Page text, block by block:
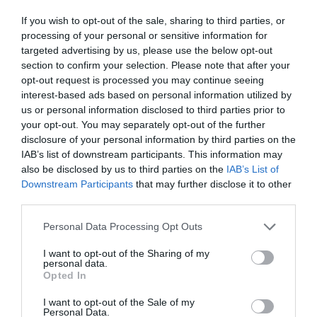
If you wish to opt-out of the sale, sharing to third parties, or
processing of your personal or sensitive information for
targeted advertising by us, please use the below opt-out
section to confirm your selection. Please note that after your
opt-out request is processed you may continue seeing
interest-based ads based on personal information utilized by
us or personal information disclosed to third parties prior to
your opt-out. You may separately opt-out of the further
disclosure of your personal information by third parties on the
IAB’s list of downstream participants. This information may
also be disclosed by us to third parties on the IAB’s List of
Downstream Participants that may further disclose it to other
Please note that this website/app uses one or more Google
not limited to your visit or usage behaviour. You may click to
grant or deny consent to Google and its third-party tags to
use your data for below specified purposes in below Google
consent section.
Personal Data Processing Opt Outs
I want to opt-out of the Sharing of my
personal data.
Opted In
I want to opt-out of the Sale of my
Personal Data.
in offerta 35,99€
Yaheetech Tiragraffi Albero
per Gatti con Trespolo Grande
Alto 106 cm Gioco Giocattolo
per Gatti Grigio Scuro | Palla a
campana, kit anti-
ribaltamento, per gatti grandi
12 kg, angoli arrotondati,
adatto per 1-3 gatti medi e
grandi
in offerta 105,44€
Grandi Beige, Castello per
Gatto Alto 204 cm con 3
Trespoli Imbottiti, 2 Grotte, 2
Cestini, Amaca, Albero
Tiragraffi per Multiplo Grandi
Gatti Adulti (F80, Beige)
Prodotti per animali domestici Gatti |
129,98€
Globlazer Tiragraffi Beige XXL
con Grandi Piattaforma
Prodotti per animali domestici |
tiragraffi
Grotta, 2 Cesto, Piattaforma